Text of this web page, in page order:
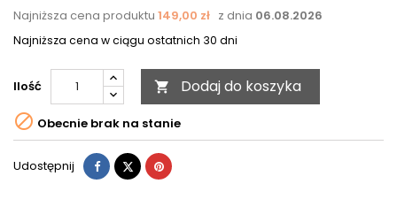
Najniższa cena produktu 149,00 zł z dnia 06.08.2026
Najniższa cena w ciągu ostatnich 30 dni
Ilość  Dodaj do koszyka
 Obecnie brak na stanie
Udostępnij Udostępnij
TweetujPinterest